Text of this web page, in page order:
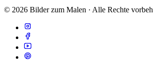
© 2026 Bilder zum Malen · Alle Rechte